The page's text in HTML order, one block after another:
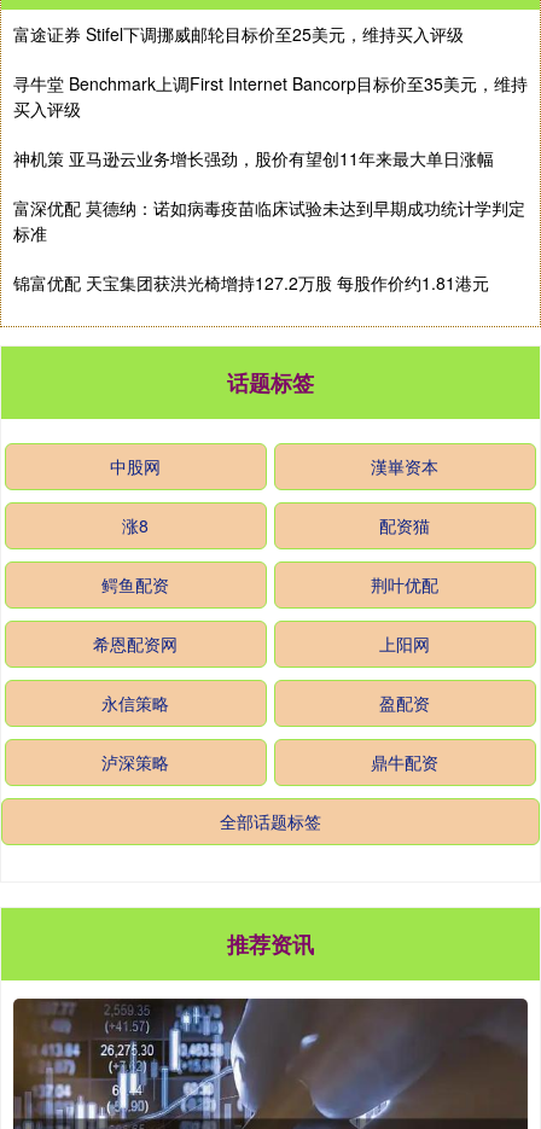
富途证券 Stifel下调挪威邮轮目标价至25美元，维持买入评级
寻牛堂 Benchmark上调First Internet Bancorp目标价至35美元，维持
买入评级
神机策 亚马逊云业务增长强劲，股价有望创11年来最大单日涨幅
富深优配 莫德纳：诺如病毒疫苗临床试验未达到早期成功统计学判定
标准
锦富优配 天宝集团获洪光椅增持127.2万股 每股作价约1.81港元
话题标签
中股网 漢崋资本
涨8 配资猫
鳄鱼配资 荆叶优配
希恩配资网 上阳网
永信策略 盈配资
泸深策略 鼎牛配资
全部话题标签
推荐资讯